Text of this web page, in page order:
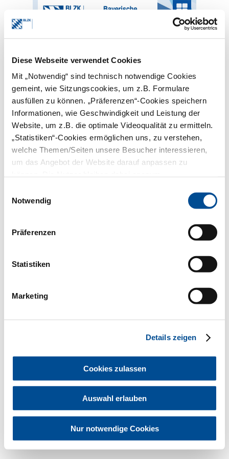
Diese Webseite verwendet Cookies
Mit „Notwendig“ sind technisch notwendige Cookies
gemeint, wie Sitzungscookies, um z.B. Formulare
ausfüllen zu können. „Präferenzen“-Cookies speichern
Informationen, wie Geschwindigkeit und Leistung der
Website, um z.B. die optimale Videoqualität zu ermitteln.
„Statistiken“-Cookies ermöglichen uns, zu verstehen,
welche Themen/Seiten unsere Besucher interessieren,
um das Angebot der Website darauf anpassen zu
Notwendig
Präferenzen
Statistiken
Marketing
Details zeigen
Cookies zulassen
Auswahl erlauben
Nur notwendige Cookies
MENÜ
STARTSEITE NACHRICHTEN
Nachrichten
2026
2025
2023
Bayerische Landeszahnärztekammer 2026
Hinweisgebersystem
Cookies